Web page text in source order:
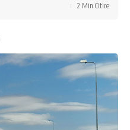
2 Min Citire